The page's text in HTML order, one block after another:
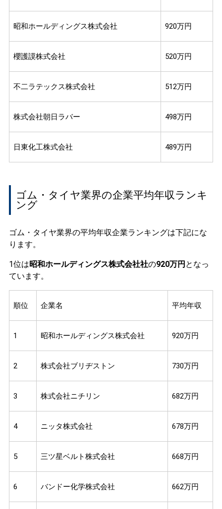
昭和ホールディングス株式会社 920万円
櫻護謨株式会社 520万円
不二ラテックス株式会社 512万円
株式会社朝日ラバー 498万円
日東化工株式会社 489万円
ゴム・タイヤ業界の企業平均年収ランキ
ング
ゴム・タイヤ業界の平均年収企業ランキングは下記にな
ります。
1位は昭和ホールディングス株式会社社の920万円 となっ
ています。
順位 企業名 平均年収
1 昭和ホールディングス株式会社 920万円
2 株式会社ブリヂストン 730万円
3 株式会社ニチリン 682万円
4 ニッタ株式会社 678万円
5 三ツ星ベルト株式会社 668万円
6 バンドー化学株式会社 662万円